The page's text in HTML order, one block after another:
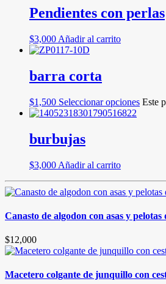
Pendientes con perlas
$3,000 Añadir al carrito
barra corta
$1,500 Seleccionar opciones Este
burbujas
$3,000 Añadir al carrito
Canasto de algodon con asas y pelotas
$12,000
Macetero colgante de junquillo con